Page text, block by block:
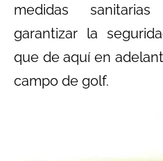
medidas
garantizar la
que de aquí en
campo de golf.